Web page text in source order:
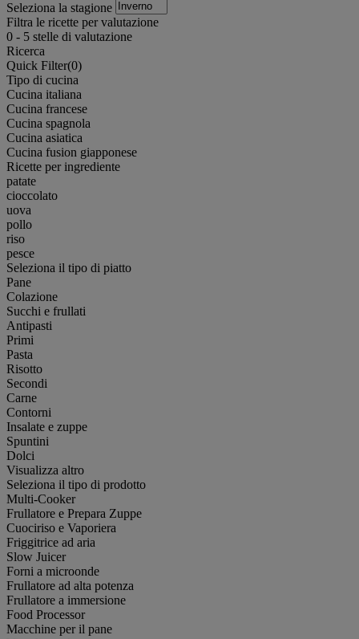
Seleziona la stagione
Filtra le ricette per valutazione
0 - 5 stelle di valutazione
Ricerca
Quick Filter(0)
Tipo di cucina
Cucina italiana
Cucina francese
Cucina spagnola
Cucina asiatica
Cucina fusion giapponese
Ricette per ingrediente
patate
cioccolato
uova
pollo
riso
pesce
Seleziona il tipo di piatto
Pane
Colazione
Succhi e frullati
Antipasti
Primi
Pasta
Risotto
Secondi
Carne
Contorni
Insalate e zuppe
Spuntini
Dolci
Visualizza altro
Seleziona il tipo di prodotto
Multi-Cooker
Frullatore e Prepara Zuppe
Cuociriso e Vaporiera
Friggitrice ad aria
Slow Juicer
Forni a microonde
Frullatore ad alta potenza
Frullatore a immersione
Food Processor
Macchine per il pane